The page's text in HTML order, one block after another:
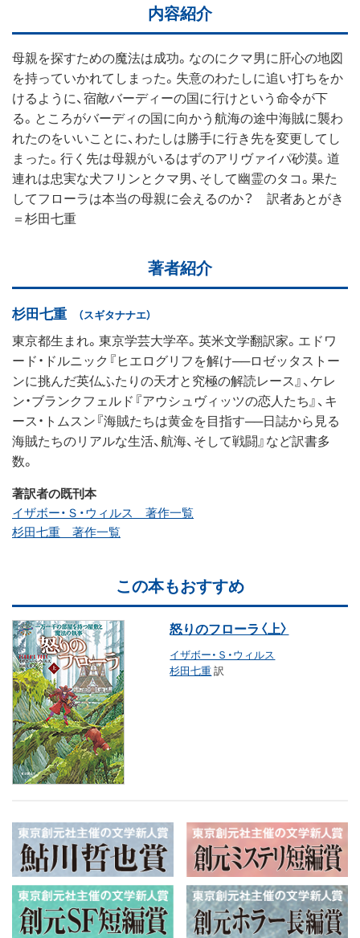
内容紹介
母親を探すための魔法は成功。なのにクマ男に肝心の地図
を持っていかれてしまった。失意のわたしに追い打ちをか
けるように、宿敵バーディーの国に行けという命令が下
る。ところがバーディの国に向かう航海の途中海賊に襲わ
れたのをいいことに、わたしは勝手に行き先を変更してし
まった。行く先は母親がいるはずのアリヴァイパ砂漠。道
連れは忠実な犬フリンとクマ男、そして幽霊のタコ。果た
してフローラは本当の母親に会えるのか？ 訳者あとがき
＝杉田七重
著者紹介
杉田七重 （スギタナナエ）
東京都生まれ。東京学芸大学卒。英米文学翻訳家。エドワ
ード・ドルニック『ヒエログリフを解け──ロゼッタストー
ンに挑んだ英仏ふたりの天才と究極の解読レース』、ケレ
ン・ブランクフェルド『アウシュヴィッツの恋人たち』、キ
ース・トムスン『海賊たちは黄金を目指す──日誌から見る
海賊たちのリアルな生活、航海、そして戦闘』など訳書多
数。
著訳者の既刊本
イザボー・Ｓ・ウィルス 著作一覧
杉田七重 著作一覧
この本もおすすめ
怒りのフローラ〈上〉
イザボー・Ｓ・ウィルス
杉田七重訳